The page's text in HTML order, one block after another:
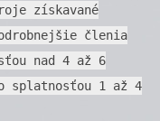
získavané
členia
nad 4 až 6
splatnosťou 1 až 4